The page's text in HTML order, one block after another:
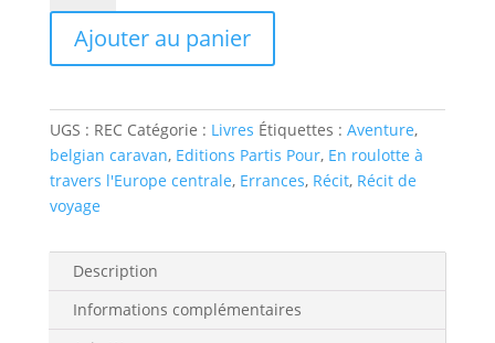
En
roulotte
à
l'Europe
centrale.
Une
errance
hippotractée
Ajouter au panier
UGS : REC Catégorie : Livres Étiquettes : Aventure,
belgian caravan, Editions Partis Pour, En roulotte à
travers l'Europe centrale, Errances, Récit, Récit de
voyage
Description
Informations complémentaires